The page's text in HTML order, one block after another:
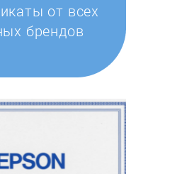
от всех
брендов